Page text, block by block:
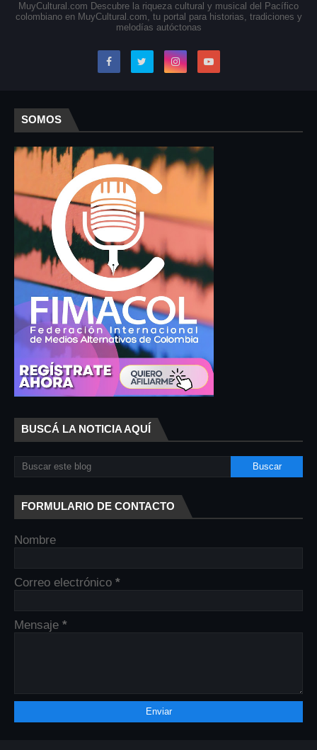
MuyCultural.com Descubre la riqueza cultural y musical del Pacífico
colombiano en MuyCultural.com, tu portal para historias, tradiciones y
melodías autóctonas
SOMOS
BUSCÁ LA NOTICIA AQUÍ
FORMULARIO DE CONTACTO
Nombre
Correo electrónico *
Mensaje *